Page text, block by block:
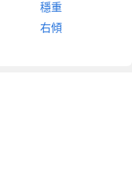
穩重
右傾